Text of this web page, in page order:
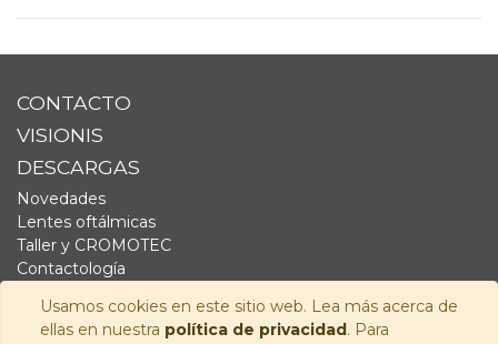
Usamos cookies en este sitio web. Lea más acerca de
ellas en nuestra política de privacidad. Para
CONTACTO
VISIONIS
DESCARGAS
Novedades
Lentes oftálmicas
Taller y CROMOTEC
Contactología
Fornitura
Audiología